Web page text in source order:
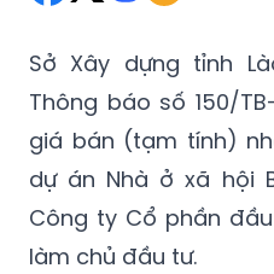
Sở Xây dựng tỉnh
Thông báo số 150/
giá bán (tạm tính)
dự án Nhà ở xã hội
Công ty Cổ phần
làm chủ đầu tư.